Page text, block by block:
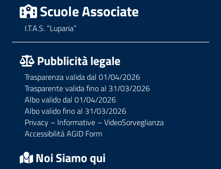
Scuole Associate
I.T.A.S. “Luparia”
Pubblicità legale
Trasparenza valida dal 01/04/2026
Trasparente valida fino al 31/03/2026
Albo valido dal 01/04/2026
Albo valido fino al 31/03/2026
Privacy – Informative – VideoSorveglianza
Accessibilità AGID Form
Noi Siamo qui